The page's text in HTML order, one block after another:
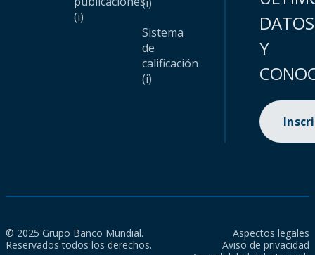
(i)
Sistema
de
calificación
(i)
DATOS
Y
© 2025 Grupo Banco Mundial.
Reservados todos los derechos.
Aspectos legales
Aviso de privacidad